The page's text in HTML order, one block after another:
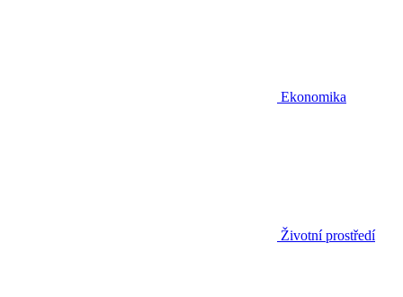
Ekonomika
Životní prostředí